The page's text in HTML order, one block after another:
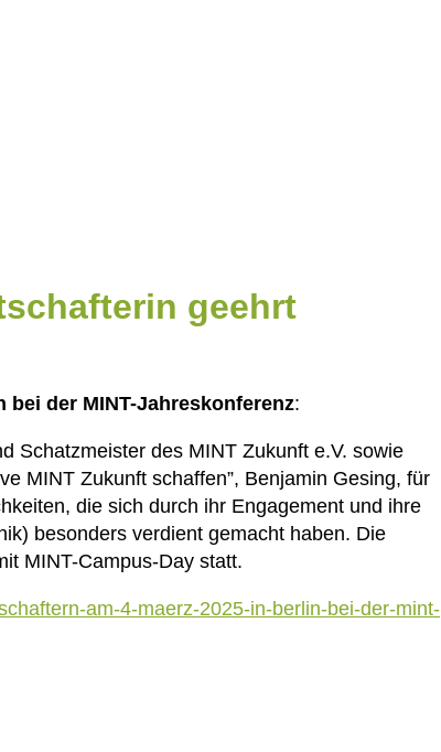
geehrt
bei der MINT-Jahreskonferenz:
Schatzmeister des MINT Zukunft e.V. sowie
MINT Zukunft schaffen”, Benjamin Gesing, für
die sich durch ihr Engagement und ihre
besonders verdient gemacht haben. Die
MINT-Campus-Day statt.
am-4-maerz-2025-in-berlin-bei-der-mint-